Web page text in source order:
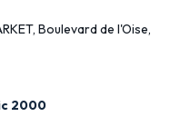
Boulevard de l'Oise,
2000